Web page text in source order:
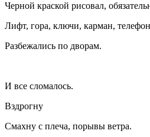
Черной краской рисовал,
Лифт, гора, ключи, карман,
Разбежались по дворам.
И все сломалось.
Вздрогну
Смахну с плеча, порывы ветра.